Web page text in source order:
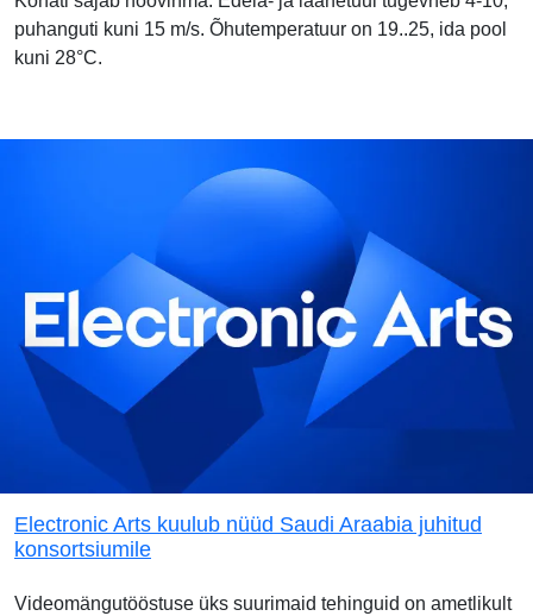
puhanguti kuni 15 m/s. Õhutemperatuur on 19..25, ida pool
kuni 28°C.
Electronic Arts kuulub nüüd Saudi Araabia juhitud
konsortsiumile
Videomängutööstuse üks suurimaid tehinguid on ametlikult